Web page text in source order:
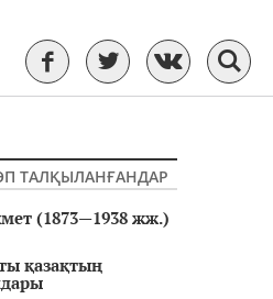
ТАЛҚЫЛАНҒАНДАР
(1873—1938 жж.)
қазақтың